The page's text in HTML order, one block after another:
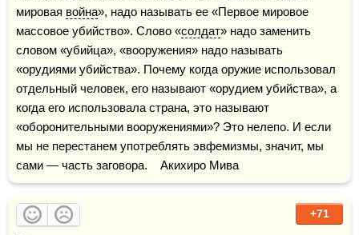
мировая война», надо называть ее «Первое мировое
массовое убийство». Слово «солдат» надо заменить
словом «убийца», «вооружения» надо называть
«орудиями убийства». Почему когда оружие использовал
отдельный человек, его называют «орудием убийства», а
когда его использовала страна, это называют
«оборонительными вооружениями»? Это нелепо. И если
мы не перестанем употреблять эвфемизмы, значит, мы
сами — часть заговора.    Акихиро Мива
+71